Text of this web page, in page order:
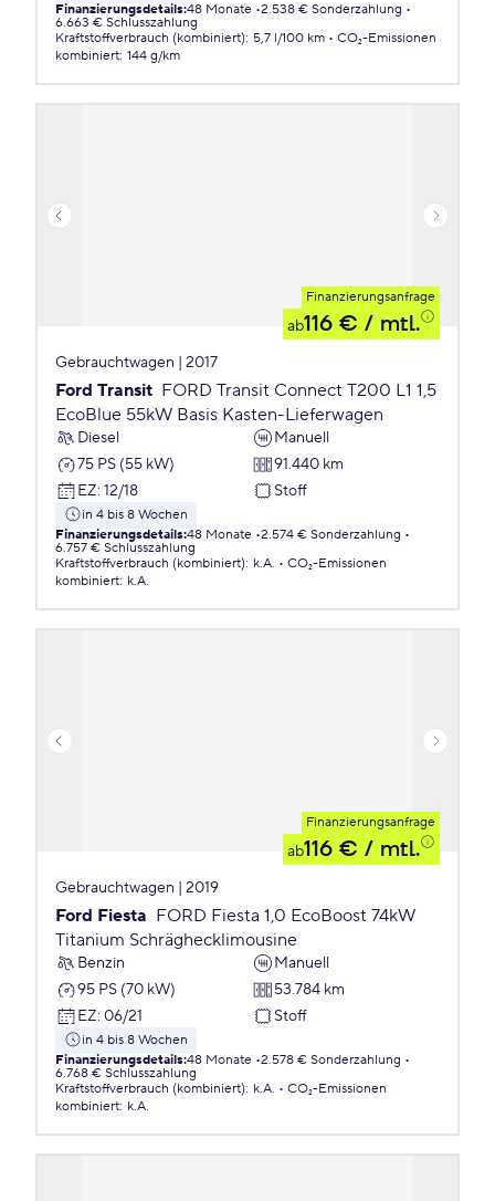
Finanzierungsdetails:48 Monate 2.538 € Sonderzahlung
6.663 € Schlusszahlung
Kraftstoffverbrauch (kombiniert): 5,7 l/100 km
CO₂-Emissionen
kombiniert: 144 g/km
Finanzierungsanfrage
ab116 € / mtl.
Gebrauchtwagen | 2017
Ford Transit FORD Transit Connect T200 L1 1,5
EcoBlue 55kW Basis Kasten-Lieferwagen
Diesel
Manuell
75 PS (55 kW)
91.440 km
EZ: 12/18 Stoff
in 4 bis 8 Wochen
Finanzierungsdetails:48 Monate 2.574 € Sonderzahlung
6.757 € Schlusszahlung
Kraftstoffverbrauch (kombiniert): k.A.
CO₂-Emissionen
kombiniert: k.A.
Finanzierungsanfrage
ab116 € / mtl.
Gebrauchtwagen | 2019
Ford Fiesta FORD Fiesta 1,0 EcoBoost 74kW
Titanium Schräghecklimousine
Benzin
Manuell
95 PS (70 kW)
53.784 km
EZ: 06/21 Stoff
in 4 bis 8 Wochen
Finanzierungsdetails:48 Monate 2.578 € Sonderzahlung
6.768 € Schlusszahlung
Kraftstoffverbrauch (kombiniert): k.A.
CO₂-Emissionen
kombiniert: k.A.